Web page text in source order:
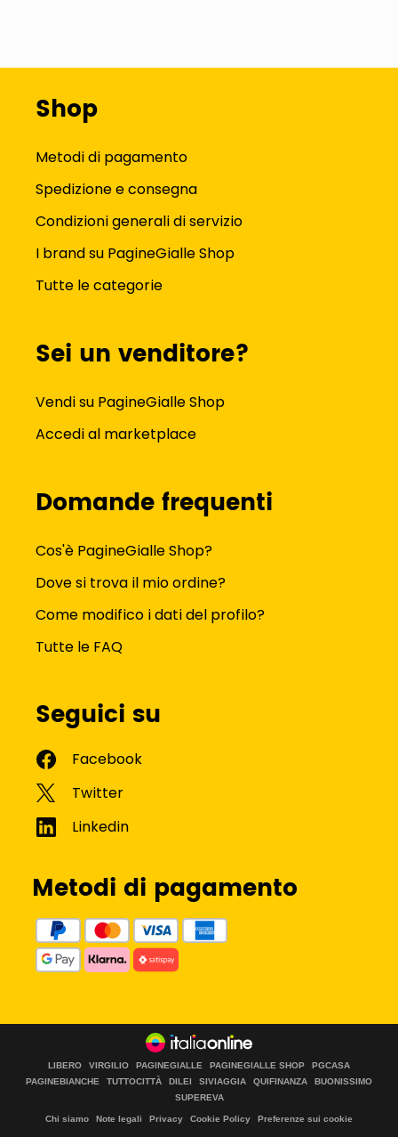
Shop
Metodi di pagamento
Spedizione e consegna
Condizioni generali di servizio
I brand su PagineGialle Shop
Tutte le categorie
Sei un venditore?
Vendi su PagineGialle Shop
Accedi al marketplace
Domande frequenti
Cos'è PagineGialle Shop?
Dove si trova il mio ordine?
Come modifico i dati del profilo?
Tutte le FAQ
Seguici su
Metodi di pagamento
LIBERO VIRGILIO PAGINEGIALLE PAGINEGIALLE SHOP
PGCASA
PAGINEBIANCHE
TUTTOCITTÀ DILEI SIVIAGGIA QUIFINANZA
BUONISSIMO
SUPEREVA
Chi siamo Note legali Privacy Cookie Policy Preferenze sui cookie